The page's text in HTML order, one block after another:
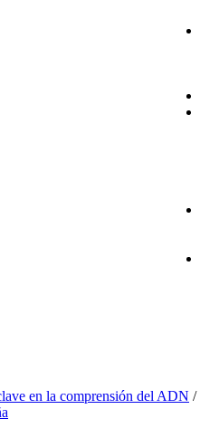
en la comprensión del ADN /